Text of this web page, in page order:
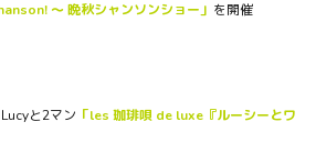
のように、リハスタに出入りして 好
さを噛み締めてます （ジョナハンもい
～ 晩秋シャンソンショー」 を開催
と2マン 「les 珈琲唄 de luxe『ルーシーとワ